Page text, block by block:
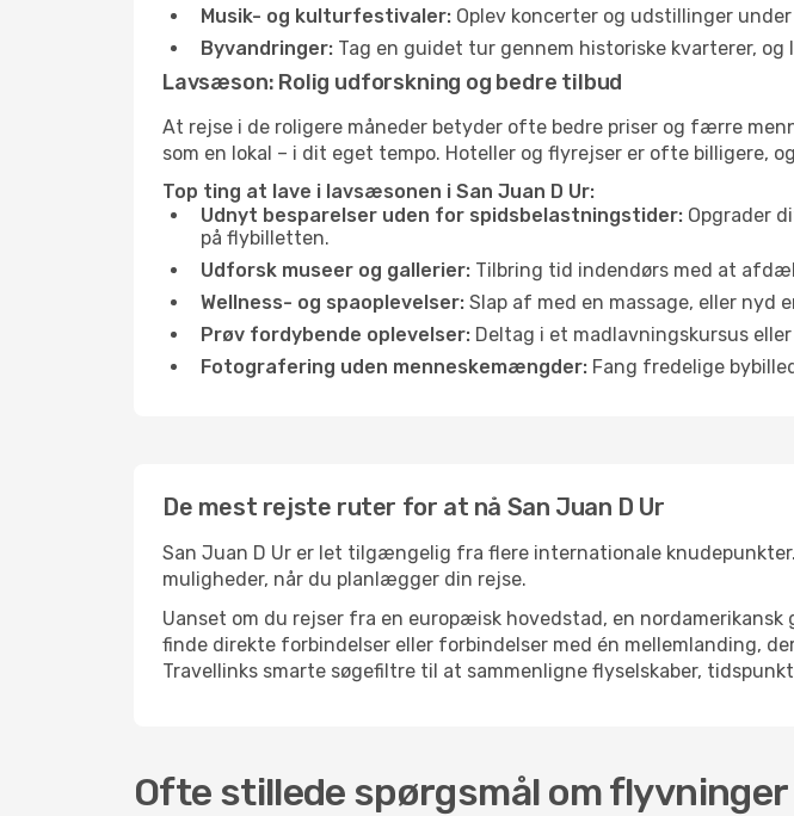
Musik- og kulturfestivaler: Oplev koncerter og udstillinger
Byvandringer: Tag en guidet tur gennem historiske kvarterer,
Lavsæson: Rolig udforskning og bedre tilbud
At rejse i de roligere måneder betyder ofte bedre priser og færre
som en lokal – i dit eget tempo. Hoteller og flyrejser er ofte billigere,
Top ting at lave i lavsæsonen i San Juan D Ur:
Udnyt besparelser uden for spidsbelastningstider: Opgrader
på flybilletten.
Udforsk museer og gallerier: Tilbring tid indendørs med at
Wellness- og spaoplevelser: Slap af med en massage, eller nyd
Prøv fordybende oplevelser: Deltag i et madlavningskursus
Fotografering uden menneskemængder: Fang fredelige
De mest rejste ruter for at nå San Juan D Ur
San Juan D Ur er let tilgængelig fra flere internationale
muligheder, når du planlægger din rejse.
Uanset om du rejser fra en europæisk hovedstad, en
finde direkte forbindelser eller forbindelser med én mellemlanding,
Travellinks smarte søgefiltre til at sammenligne flyselskaber,
Ofte stillede spørgsmål om flyvninger